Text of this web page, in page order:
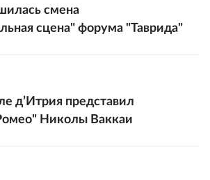
смена
сцена" форума "Таврида"
д’Итрия представил
Николы Ваккаи